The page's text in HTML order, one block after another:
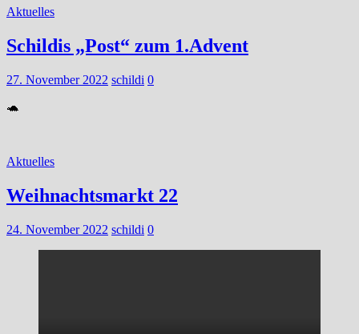
Aktuelles
Schildis „Post“ zum 1.Advent
27. November 2022 schildi 0
🐢
Aktuelles
Weihnachtsmarkt 22
24. November 2022 schildi 0